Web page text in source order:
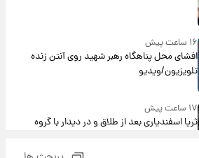
۱۶ ساعت پیش
افشای محل پناهگاه‌ رهبر شهید روی آنتن زنده
تلویزیون/ویدیو
۱۷ ساعت پیش
ثریا اسفندیاری بعد از طلاق و در دیدار با گروه